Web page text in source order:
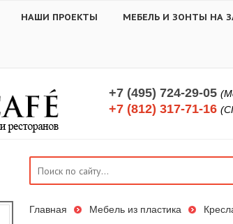
НАШИ ПРОЕКТЫ МЕБЕЛЬ И ЗОНТЫ НА
+7 (495) 724-29-05
+7 (812) 317-71-16
Главная Мебель из пластика